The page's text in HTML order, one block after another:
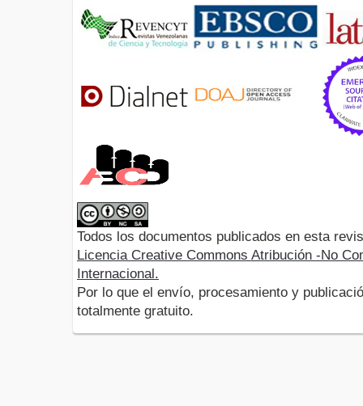
Todos los documentos publicados en esta
Licencia Creative Commons Atribución -No
Internacional.
Por lo que el envío, procesamiento y
totalmente gratuito.